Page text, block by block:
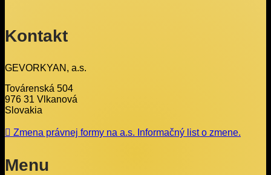
Kontakt
GEVORKYAN, a.s.
Továrenská 504
976 31 Vlkanová
Slovakia
Zmena právnej formy na a.s. Informačný list o zmene.
Menu